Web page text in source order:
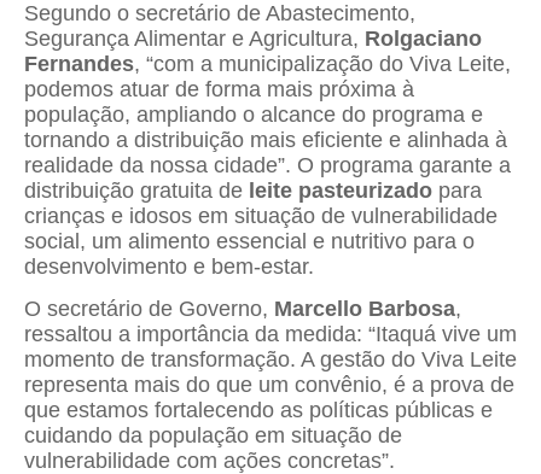
Segundo o secretário de Abastecimento,
Segurança Alimentar e Agricultura, Rolgaciano
Fernandes, “com a municipalização do Viva Leite,
podemos atuar de forma mais próxima à
população, ampliando o alcance do programa e
tornando a distribuição mais eficiente e alinhada à
realidade da nossa cidade”. O programa garante a
distribuição gratuita de leite pasteurizado para
crianças e idosos em situação de vulnerabilidade
social, um alimento essencial e nutritivo para o
desenvolvimento e bem-estar.
O secretário de Governo, Marcello Barbosa,
ressaltou a importância da medida: “Itaquá vive um
momento de transformação. A gestão do Viva Leite
representa mais do que um convênio, é a prova de
que estamos fortalecendo as políticas públicas e
cuidando da população em situação de
vulnerabilidade com ações concretas”.